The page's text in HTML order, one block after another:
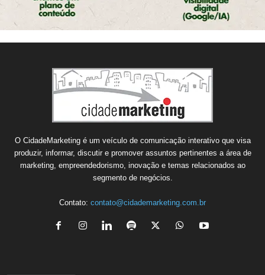
O CidadeMarketing é um veículo de comunicação interativo que visa
produzir, informar, discutir e promover assuntos pertinentes a área de
marketing, empreendedorismo, inovação e temas relacionados ao
segmento de negócios.
Contato: contato@cidademarketing.com.br